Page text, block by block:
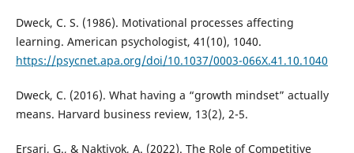
Dweck, C. S. (1986). Motivational processes affecting
learning. American psychologist, 41(10), 1040.
https://psycnet.apa.org/doi/10.1037/0003-066X.41.10.1040
Dweck, C. (2016). What having a “growth mindset” actually
means. Harvard business review, 13(2), 2-5.
Ersari, G., & Naktiyok, A. (2022). The Role of Competitive